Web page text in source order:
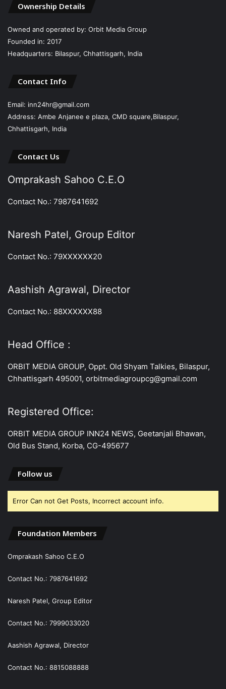
Ownership Details
Owned and operated by: Orbit Media Group
Founded in: 2017
Headquarters: Bilaspur, Chhattisgarh, India
Contact Info
Email: inn24hr@gmail.com
Address: Ambe Anjanee e plaza, CMD square,Bilaspur,
Chhattisgarh, India
Contact Us
Omprakash Sahoo C.E.O
Contact No.: 7987641692
Naresh Patel, Group Editor
Contact No.: 79XXXXXX20
Aashish Agrawal, Director
Contact No.: 88XXXXXX88
Head Office :
ORBIT MEDIA GROUP, Oppt. Old Shyam Talkies, Bilaspur,
Chhattisgarh 495001, orbitmediagroupcg@gmail.com
Registered Office:
ORBIT MEDIA GROUP INN24 NEWS, Geetanjali Bhawan,
Old Bus Stand, Korba, CG-495677
Follow us
Error Can not Get Posts, Incorrect account info.
Foundation Members
Omprakash Sahoo C.E.O
Contact No.: 7987641692
Naresh Patel, Group Editor
Contact No.: 7999033020
Aashish Agrawal, Director
Contact No.: 8815088888